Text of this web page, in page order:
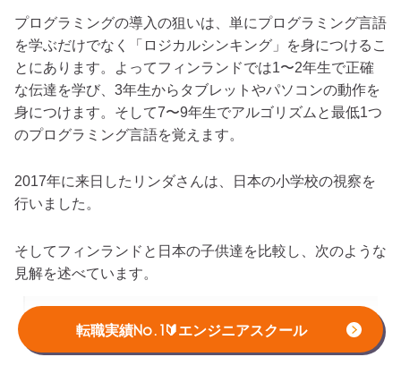
転職実績No.1🔰エンジニアスクール
プログラミングの導入の狙いは、単にプログラミング言語
を学ぶだけでなく「ロジカルシンキング」を身につけるこ
とにあります。よってフィンランドでは1〜2年生で正確
な伝達を学び、3年生からタブレットやパソコンの動作を
身につけます。そして7〜9年生でアルゴリズムと最低1つ
のプログラミング言語を覚えます。
2017年に来日したリンダさんは、日本の小学校の視察を
行いました。
そしてフィンランドと日本の子供達を比較し、次のような
見解を述べています。
も、見た感じでは、日本人の子供たちというのは、プログラ
ミングを習う時、自信を持つまでに、ちょと時間がかかると